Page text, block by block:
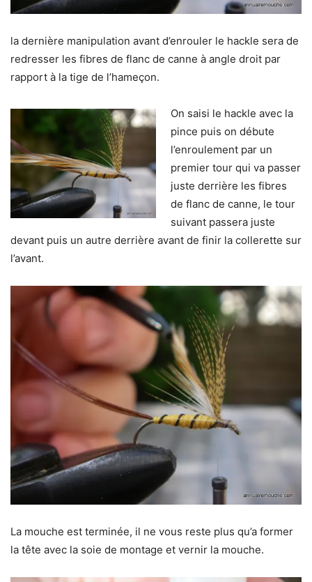
la dernière manipulation avant d’enrouler le hackle sera de
redresser les fibres de flanc de canne à angle droit par
rapport à la tige de l’hameçon.
On saisi le hackle avec la
pince puis on débute
l’enroulement par un
premier tour qui va passer
juste derrière les fibres
de flanc de canne, le tour
suivant passera juste
devant puis un autre derrière avant de finir la collerette sur
l’avant.
La mouche est terminée, il ne vous reste plus qu’a former
la tête avec la soie de montage et vernir la mouche.